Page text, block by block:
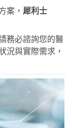
案， 犀利士
務必諮詢您的醫
況與實際需求，